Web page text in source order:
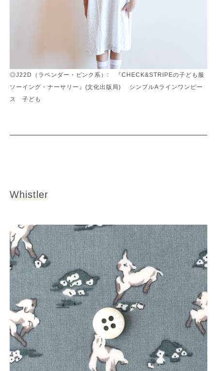
◎J22D（ラベンダー・ピンク系）: 『CHECK&STRIPEの子ども服
ソーイング・ナーサリー』(文化出版局) シンプルAラインワンピー
ス 子ども
Whistler